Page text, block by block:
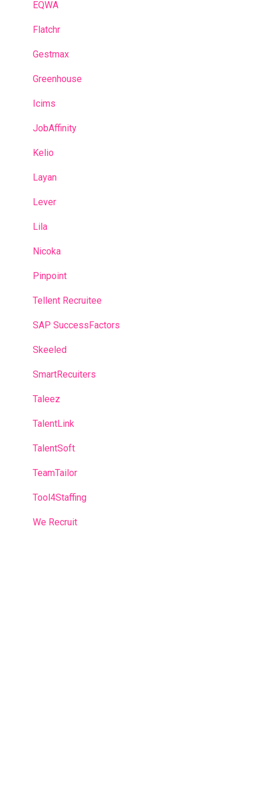
EQWA
Flatchr
Gestmax
Greenhouse
Icims
JobAffinity
Kelio
Layan
Lever
Lila
Nicoka
Pinpoint
Tellent Recruitee
SAP SuccessFactors
Skeeled
SmartRecuiters
Taleez
TalentLink
TalentSoft
TeamTailor
Tool4Staffing
We Recruit